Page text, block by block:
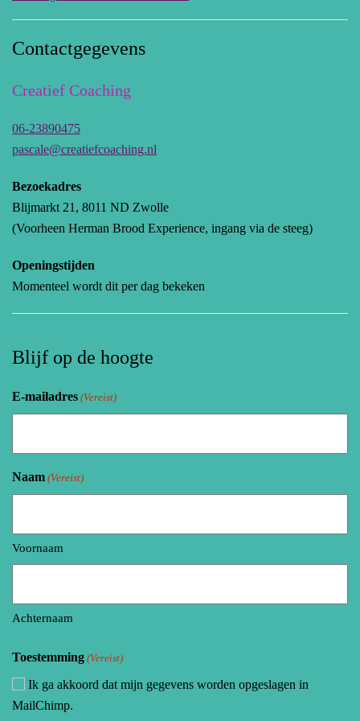
Contactgegevens
Creatief Coaching
06-23890475
pascale@creatiefcoaching.nl
Bezoekadres
Blijmarkt 21, 8011 ND Zwolle
(Voorheen Herman Brood Experience, ingang via de steeg)
Openingstijden
Momenteel wordt dit per dag bekeken
Blijf op de hoogte
E-mailadres (Vereist)
Naam (Vereist)
Voornaam
Achternaam
Toestemming (Vereist)
Ik ga akkoord dat mijn gegevens worden opgeslagen in
MailChimp.